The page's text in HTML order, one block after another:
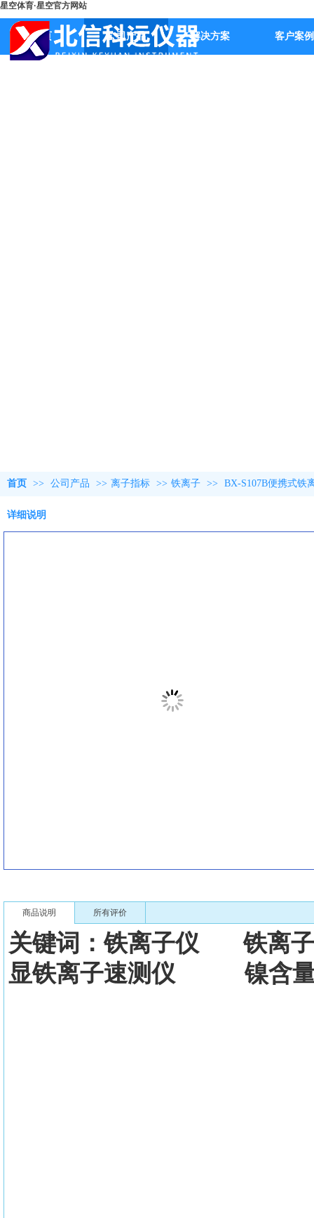
星空体育·星空官方网站
首页 公司产品 解决方案 客户案例
首页 >> 公司产品 >> 离子指标 >> 铁离子 >> BX-S107B便携式铁
详细说明
商品说明 所有评价
关键词：铁离子仪 铁离
显铁离子速测仪 镍含